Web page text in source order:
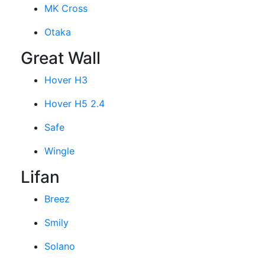
MK Cross
Otaka
Great Wall
Hover H3
Hover H5 2.4
Safe
Wingle
Lifan
Breez
Smily
Solano